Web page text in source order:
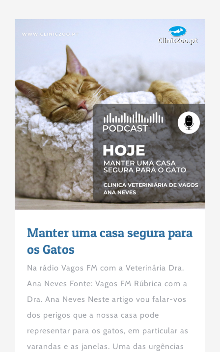
Manter uma casa segura para
os Gatos
Na rádio Vagos FM com a Veterinária Dra.
Ana Neves Fonte: Vagos FM Rúbrica com a
Dra. Ana Neves Neste artigo vou falar-vos
dos perigos que a nossa casa pode
representar para os gatos, em particular as
varandas e as janelas. Uma das urgências